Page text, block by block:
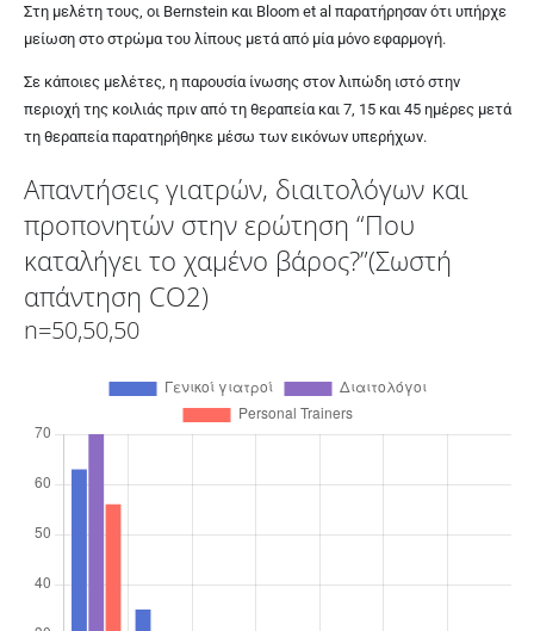
Στη μελέτη τους, οι Bernstein και Bloom et al παρατήρησαν ότι υπήρχε
μείωση στο στρώμα του λίπους μετά από μία μόνο εφαρμογή.
Σε κάποιες μελέτες, η παρουσία ίνωσης στον λιπώδη ιστό στην
περιοχή της κοιλιάς πριν από τη θεραπεία και 7, 15 και 45 ημέρες μετά
τη θεραπεία παρατηρήθηκε μέσω των εικόνων υπερήχων.
Απαντήσεις γιατρών, διαιτολόγων και
προπονητών στην ερώτηση “Που
καταλήγει το χαμένο βάρος?”(Σωστή
απάντηση CO2)
n=50,50,50